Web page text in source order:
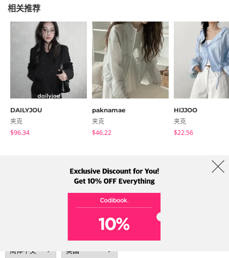
相关推荐
DAILYJOU
夹克
$96.34
paknamae
夹克
$46.22
HIJJOO
夹克
$22.56
服务条款 隐私权条款 运送信息
Address: A-301, 114, Gasan digital 2-ro, Geumcheon-gu, Seoul
Tel: +82-1661-1813 (Korean) Email: help@codibook.net